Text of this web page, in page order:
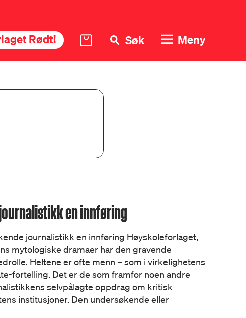
Rødt! Søk Meny
en innføring
journalistikk en innføring Høyskoleforlaget,
mytologiske dramaer har den gravende
Heltene er ofte menn – som i virkelighetens
fortelling. Det er de som framfor noen andre
selvpålagte oppdrag om kritisk
institusjoner. Den undersøkende eller